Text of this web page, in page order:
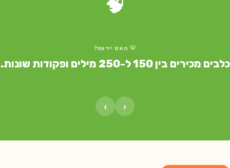
💡 האם ידעת?
מכירים בין 150 ל-250 מילים ופקודות שונות.